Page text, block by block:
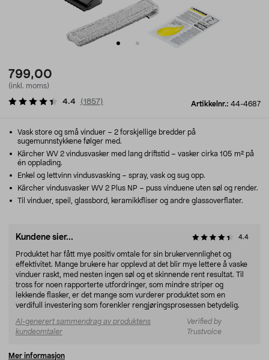
799,00
(inkl. moms)
Artikkelnr.: 44-4687
4.4 (1857)
Vask store og små vinduer – 2 forskjellige bredder på
sugemunnstykkene følger med.
Kärcher WV 2 vindusvasker med lang driftstid – vasker cirka 105 m² på
én opplading.
Enkel og lettvinn vindusvasking – spray, vask og sug opp.
Kärcher vindusvasker WV 2 Plus NP – puss vinduene uten søl og render.
Til vinduer, speil, glassbord, keramikkfliser og andre glassoverflater.
Kundene sier... 4.4
Produktet har fått mye positiv omtale for sin brukervennlighet og
effektivitet. Mange brukere har opplevd at det blir mye lettere å vaske
vinduer raskt, med nesten ingen søl og et skinnende rent resultat. Til
tross for noen rapporterte utfordringer, som mindre striper og
lekkende flasker, er det mange som vurderer produktet som en
verdifull investering som forenkler rengjøringsprosessen betydelig.
AI-generert sammendrag av produktens
kundeomtaler
Verified by
Trustvoice
Mer informasjon